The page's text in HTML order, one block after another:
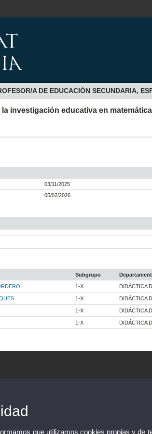
A DE EDUCACIÓN SECUNDARIA,
investigación educativa en
03/11/2025
05/02/2026
Subgrupo
1-X DIDÁCTICA
1-X DIDÁCTICA
1-X DIDÁCTICA
1-X DIDÁCTICA
que utilizamos cookies propias y de